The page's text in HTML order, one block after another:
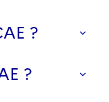
?
?